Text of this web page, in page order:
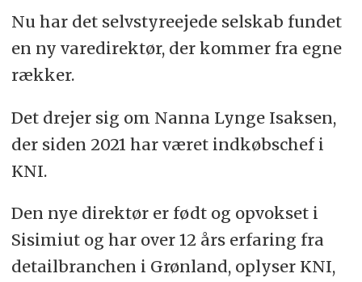
Nu har det selvstyreejede selskab fundet
en ny varedirektør, der kommer fra egne
rækker.
Det drejer sig om Nanna Lynge Isaksen,
der siden 2021 har været indkøbschef i
KNI.
Den nye direktør er født og opvokset i
Sisimiut og har over 12 års erfaring fra
detailbranchen i Grønland, oplyser KNI,